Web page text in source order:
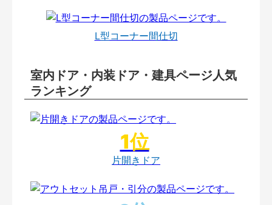
L型コーナー間仕切
室内ドア・内装ドア・建具ページ人気
ランキング
片開きドア